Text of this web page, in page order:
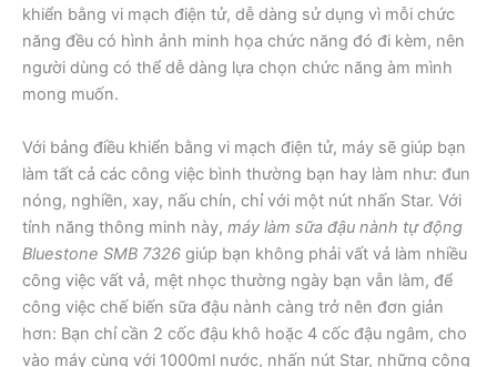
khiển bằng vi mạch điện tử, dễ dàng sử dụng vì mỗi chức
năng đều có hình ảnh minh họa chức năng đó đi kèm, nên
người dùng có thể dễ dàng lựa chọn chức năng àm mình
mong muốn.
Với bảng điều khiển bằng vi mạch điện tử, máy sẽ giúp bạn
làm tất cả các công việc bình thường bạn hay làm như: đun
nóng, nghiền, xay, nấu chín, chỉ với một nút nhấn Star. Với
tính năng thông minh này, máy làm sữa đậu nành tự động
Bluestone SMB 7326 giúp bạn không phải vất vả làm nhiều
công việc vất vả, mệt nhọc thường ngày bạn vẫn làm, để
công việc chế biến sữa đậu nành càng trở nên đơn giản
hơn: Bạn chỉ cần 2 cốc đậu khô hoặc 4 cốc đậu ngâm, cho
vào máy cùng với 1000ml nước, nhấn nút Star, những công